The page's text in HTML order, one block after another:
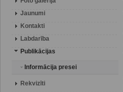
Jaunumi
Kontakti
Labdarība
Publikācijas
Informācija presei
Rekvizīti